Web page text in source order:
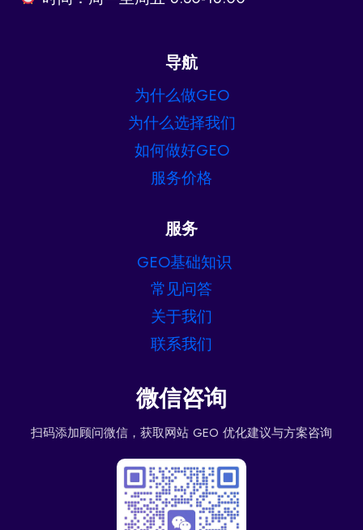
导航
为什么做GEO
为什么选择我们
如何做好GEO
服务价格
服务
GEO基础知识
常见问答
关于我们
联系我们
微信咨询
扫码添加顾问微信，获取网站 GEO 优化建议与方案咨询